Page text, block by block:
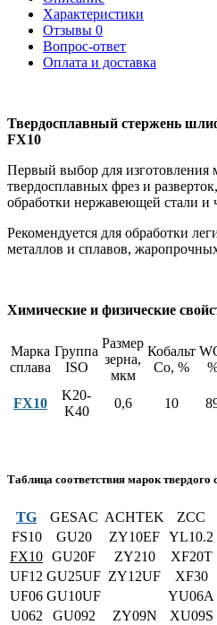
Характеристики
Отзывы 0
Вопрос-ответ
Оплата и доставка
Твердосплавный стержень
FX10
Первый выбор для изготовления
твердосплавных фрез и
обработки нержавеющей стали и
Рекомендуется для обработки
металлов и сплавов,
Химические и физические
Марка
сплава
Группа
ISO
Размер
зерна,
мкм
Кобальт
Co, %
FX10
K20-
K40
0,6 10
Таблица соответствия марок твердого
TG GESAC ACHTEK ZCC
FS10
GU20 ZY10EF YL10.2
FX10 GU20F ZY210 XF20T
UF12 GU25UF ZY12UF XF30
UF06 GU10UF
YU06A
U062
GU092 ZY09N XU09S